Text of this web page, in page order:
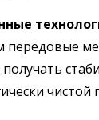
чистой